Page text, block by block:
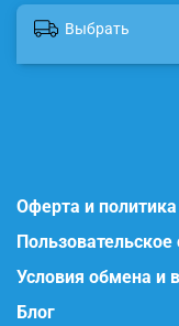
Выбрать
Оферта и
Условия обмена и
Блог